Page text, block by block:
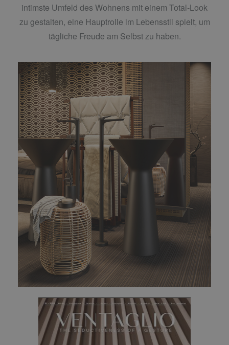
intimste Umfeld des Wohnens mit einem Total-Look
zu gestalten, eine Hauptrolle im Lebensstil spielt, um
tägliche Freude am Selbst zu haben.